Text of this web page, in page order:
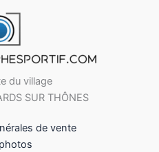
du village
SUR THÔNES
de vente